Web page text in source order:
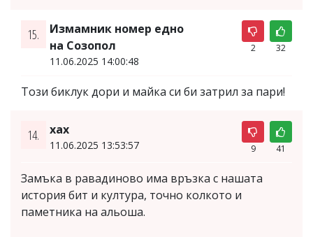
15.
Измамник номер едно
на Созопол
11.06.2025 14:00:48
2 32
Този биклук дори и майка си би затрил за пари!
14. хах
11.06.2025 13:53:57 9 41
Замъка в равадиново има връзка с нашата
история бит и култура, точно колкото и
паметника на альоша.